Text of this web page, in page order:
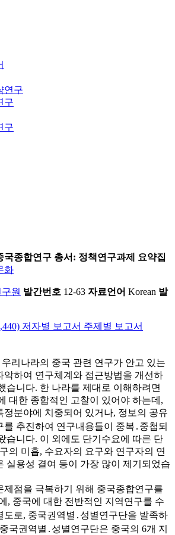
연구
구
구
국종합연구 총서: 정책연구과제 요약집
화
원 발간번호 12-63 자료언어 Korean 발
저자별 보고서 주제별 보고서
리나라의 중국 관련 연구가 안고 있는
악하여 연구체계와 접근방법을 개선하
습니다. 한 나라를 제대로 이해하려면
대한 종합적인 고찰이 있어야 하는데,
정분야에 치중되어 있거나, 정보의 공유
추진하여 연구내용들이 중복․중첩되
습니다. 이 외에도 단기수요에 따른 단
의 미흡, 수요자의 요구와 연구자의 연
실용성 결여 등이 가장 많이 제기되었습
제점을 극복하기 위해 중국종합연구를
, 중국에 대한 전반적인 지역연구를 수
도로, 중국권역별․성별연구단을 발족하
국권역별․성별연구단은 중국의 6개 지